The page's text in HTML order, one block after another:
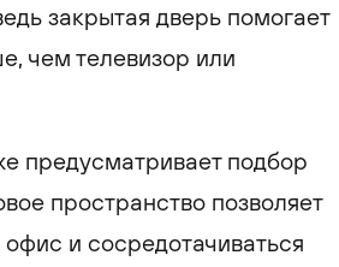
закрытая дверь помогает
чем телевизор или
предусматривает подбор
пространство позволяет
и сосредотачиваться